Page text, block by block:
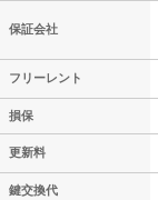
保証会社
フリーレント
損保
更新料
鍵交換代